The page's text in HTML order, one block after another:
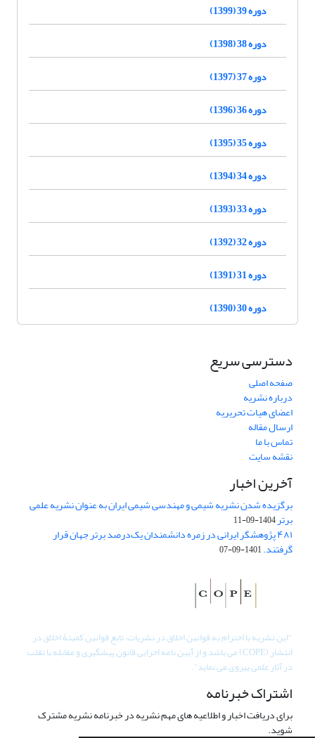
دوره 39 (1399)
دوره 38 (1398)
دوره 37 (1397)
دوره 36 (1396)
دوره 35 (1395)
دوره 34 (1394)
دوره 33 (1393)
دوره 32 (1392)
دوره 31 (1391)
دوره 30 (1390)
دسترسی سریع
صفحه اصلی
درباره نشریه
اعضای هیات تحریریه
ارسال مقاله
تماس با ما
نقشه سایت
آخرین اخبار
برگزیده شدن نشریه شیمی و مهندسی شیمی ایران به عنوان نشریه علمی
برتر1404-09-11
۴۸۱ پژوهشگر ایرانی در زمره دانشمندان یک‌درصد برتر جهان قرار
گرفتند.1401-09-07
"این نشریه با احترام به قوانین اخلاق در نشریات، تابع قوانین کمیتۀ اخلاق در
انتشار (COPE) می باشد و از آیین نامه اجرایی قانون پیشگیری و مقابله با تقلب
در آثار علمی پیروی می نماید".
اشتراک خبرنامه
برای دریافت اخبار و اطلاعیه های مهم نشریه در خبرنامه نشریه مشترک
شوید.